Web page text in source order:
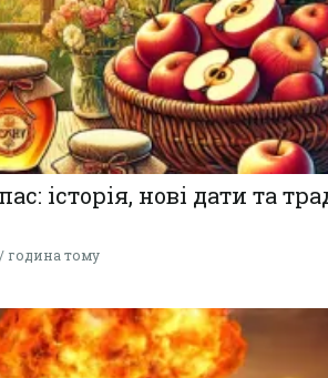
історія, нові дати та
година тому